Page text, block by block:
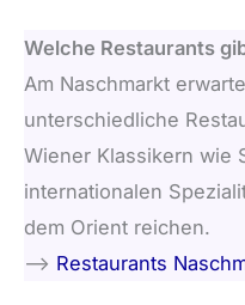
Welche Restaurants
Am Naschmarkt
unterschiedliche
Wiener Klassikern wie
internationalen
dem Orient reichen.
–> Restaurants